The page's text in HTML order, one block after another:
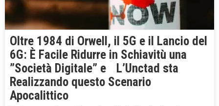
Oltre 1984 di Orwell, il 5G e il Lancio del
6G: È Facile Ridurre in Schiavitù una
”Società Digitale” e L’Unctad sta
Realizzando questo Scenario
Apocalittico